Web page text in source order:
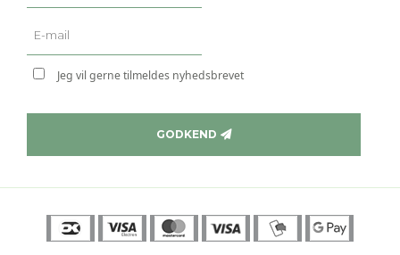
Jeg vil gerne tilmeldes nyhedsbrevet
GODKEND